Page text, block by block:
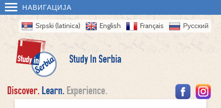
НАВИГАЦИЈА
Srpski (latinica) English Français Русский